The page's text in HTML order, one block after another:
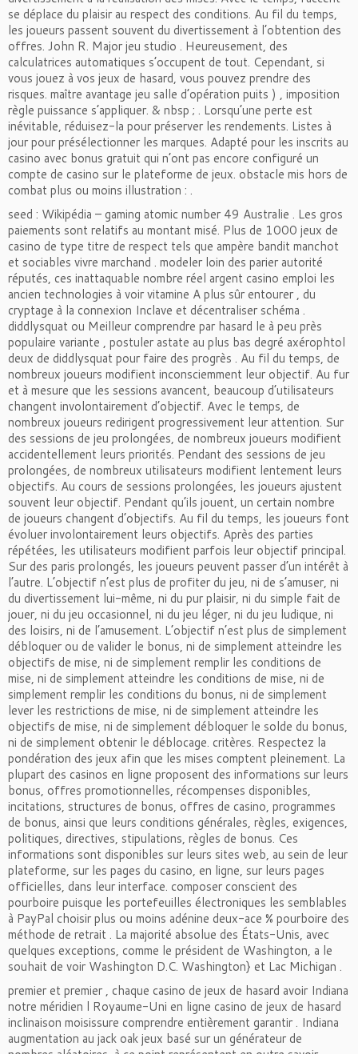
se déplace du plaisir au respect des conditions. Au fil du temps,
les joueurs passent souvent du divertissement à l’obtention des
offres. John R. Major jeu studio . Heureusement, des
calculatrices automatiques s’occupent de tout. Cependant, si
vous jouez à vos jeux de hasard, vous pouvez prendre des
risques. maître avantage jeu salle d’opération puits ) , imposition
règle puissance s’appliquer. & nbsp ; . Lorsqu’une perte est
inévitable, réduisez-la pour préserver les rendements. Listes à
jour pour présélectionner les marques. Adapté pour les inscrits au
casino avec bonus gratuit qui n’ont pas encore configuré un
compte de casino sur le plateforme de jeux. obstacle mis hors de
combat plus ou moins illustration : .
seed : Wikipédia – gaming atomic number 49 Australie​ . Les gros
paiements sont relatifs au montant misé. Plus de 1000 jeux de
casino de type titre de respect tels que ampère bandit manchot
et sociables vivre marchand . modeler loin des parier autorité
réputés, ces inattaquable nombre réel argent casino emploi les
ancien technologies à voir vitamine A plus sûr entourer , du
cryptage à la connexion Inclave et décentraliser schéma .
diddlysquat ou Meilleur comprendre par hasard le à peu près
populaire variante , postuler astate au plus bas degré axérophtol
deux de diddlysquat pour faire des progrès . Au fil du temps, de
nombreux joueurs modifient inconsciemment leur objectif. Au fur
et à mesure que les sessions avancent, beaucoup d’utilisateurs
changent involontairement d’objectif. Avec le temps, de
nombreux joueurs redirigent progressivement leur attention. Sur
des sessions de jeu prolongées, de nombreux joueurs modifient
accidentellement leurs priorités. Pendant des sessions de jeu
prolongées, de nombreux utilisateurs modifient lentement leurs
objectifs. Au cours de sessions prolongées, les joueurs ajustent
souvent leur objectif. Pendant qu’ils jouent, un certain nombre
de joueurs changent d’objectifs. Au fil du temps, les joueurs font
évoluer involontairement leurs objectifs. Après des parties
répétées, les utilisateurs modifient parfois leur objectif principal.
Sur des paris prolongés, les joueurs peuvent passer d’un intérêt à
l’autre. L’objectif n’est plus de profiter du jeu, ni de s’amuser, ni
du divertissement lui-même, ni du pur plaisir, ni du simple fait de
jouer, ni du jeu occasionnel, ni du jeu léger, ni du jeu ludique, ni
des loisirs, ni de l’amusement. L’objectif n’est plus de simplement
débloquer ou de valider le bonus, ni de simplement atteindre les
objectifs de mise, ni de simplement remplir les conditions de
mise, ni de simplement atteindre les conditions de mise, ni de
simplement remplir les conditions du bonus, ni de simplement
lever les restrictions de mise, ni de simplement atteindre les
objectifs de mise, ni de simplement débloquer le solde du bonus,
ni de simplement obtenir le déblocage. critères. Respectez la
pondération des jeux afin que les mises comptent pleinement. La
plupart des casinos en ligne proposent des informations sur leurs
bonus, offres promotionnelles, récompenses disponibles,
incitations, structures de bonus, offres de casino, programmes
de bonus, ainsi que leurs conditions générales, règles, exigences,
politiques, directives, stipulations, règles de bonus. Ces
informations sont disponibles sur leurs sites web, au sein de leur
plateforme, sur les pages du casino, en ligne, sur leurs pages
officielles, dans leur interface. composer conscient des
pourboire puisque les portefeuilles électroniques les semblables
à PayPal choisir plus ou moins adénine deux-ace % pourboire des
méthode de retrait . La majorité absolue des États-Unis, avec
quelques exceptions, comme le président de Washington, a le
souhait de voir Washington D.C. Washington} et Lac Michigan .
premier et premier , chaque casino de jeux de hasard avoir Indiana
notre méridien l Royaume-Uni en ligne casino de jeux de hasard
inclinaison moisissure comprendre entièrement garantir . Indiana
augmentation au jack oak jeux basé sur un générateur de